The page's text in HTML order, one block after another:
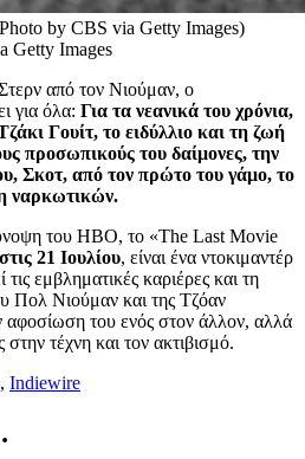
by CBS via Getty Images)
Getty Images
από τον Νιούμαν, ο
για όλα: Για τα νεανικά του χρόνια,
Γουίτ, το ειδύλλιο και τη ζωή
προσωπικούς του δαίμονες, την
Σκοτ, από τον πρώτο του γάμο, το
ναρκωτικών.
του HBO, το «The Last Movie
21 Ιουλίου, είναι ένα ντοκιμαντέρ
τις εμβληματικές καριέρες και τη
Πολ Νιούμαν και της Τζόαν
αφοσίωση του ενός στον άλλον, αλλά
στην τέχνη και τον ακτιβισμό.
, Indiewire